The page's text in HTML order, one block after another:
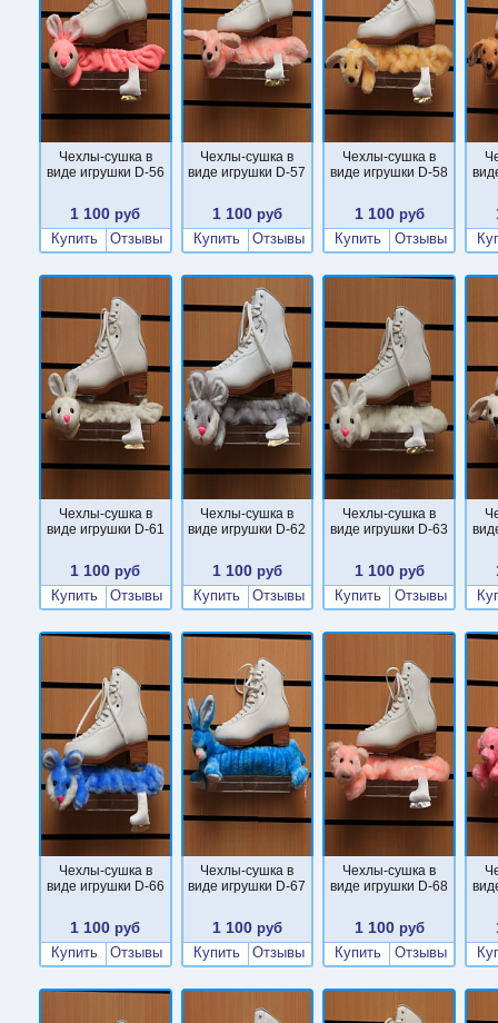
Чехлы-сушка в
виде игрушки D-56
1 100 руб
Купить
Отзывы
Чехлы-сушка в
виде игрушки D-57
1 100 руб
Купить
Отзывы
Чехлы-сушка в
виде игрушки D-58
1 100руб
Купить
Отзывы
Чехлы-сушка в
виде игрушки D-61
1 100 руб
Купить
Отзывы
Чехлы-сушка в
виде игрушки D-62
1 100 руб
Купить
Отзывы
Чехлы-сушка в
виде игрушки D-63
1 100руб
Купить
Отзывы
Чехлы-сушка в
виде игрушки D-66
1 100 руб
Купить
Отзывы
Чехлы-сушка в
виде игрушки D-67
1 100 руб
Купить
Отзывы
Чехлы-сушка в
виде игрушки D-68
1 100руб
Купить
Отзывы